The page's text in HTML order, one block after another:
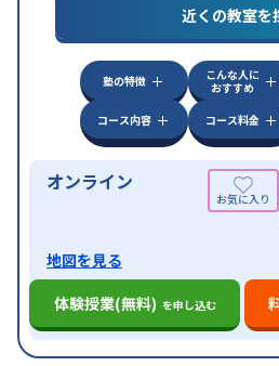
特徴
中高一貫校生に対応授
学習にPC・タブレ
科目から受講可能
近くの教室を
塾の特徴
こんな人に
おすすめ
コース内容
コース料金
オンライン
地図を見る
体験授業(無料) を申し込む